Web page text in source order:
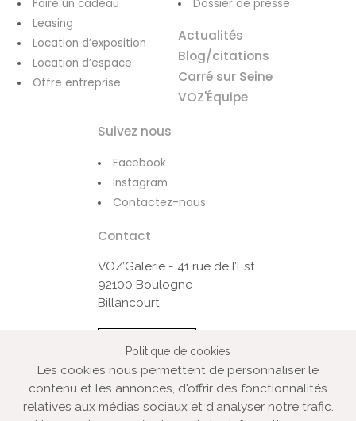
Faire un cadeau
Leasing
Location d’exposition
Location d’espace
Offre entreprise
Dossier de presse
Actualités
Blog/citations
Carré sur Seine
VOZ'Équipe
Suivez nous
Facebook
Instagram
Contactez-nous
Contact
VOZ’Galerie - 41 rue de l’Est
92100 Boulogne-
Billancourt
Contactez-nous
© VOZ‘Galerie 2022
Politique de cookies
Les cookies nous permettent de personnaliser le
contenu et les annonces, d'offrir des fonctionnalités
relatives aux médias sociaux et d'analyser notre trafic.